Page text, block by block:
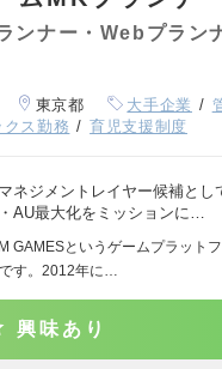
ンナー・Webプラン
東京都 大手企業
クス勤務 育児支援制度
ネジメントレイヤー候補とし
AU最大化をミッションに…
GAMESというゲームプラット
す。2012年に…
興味あり